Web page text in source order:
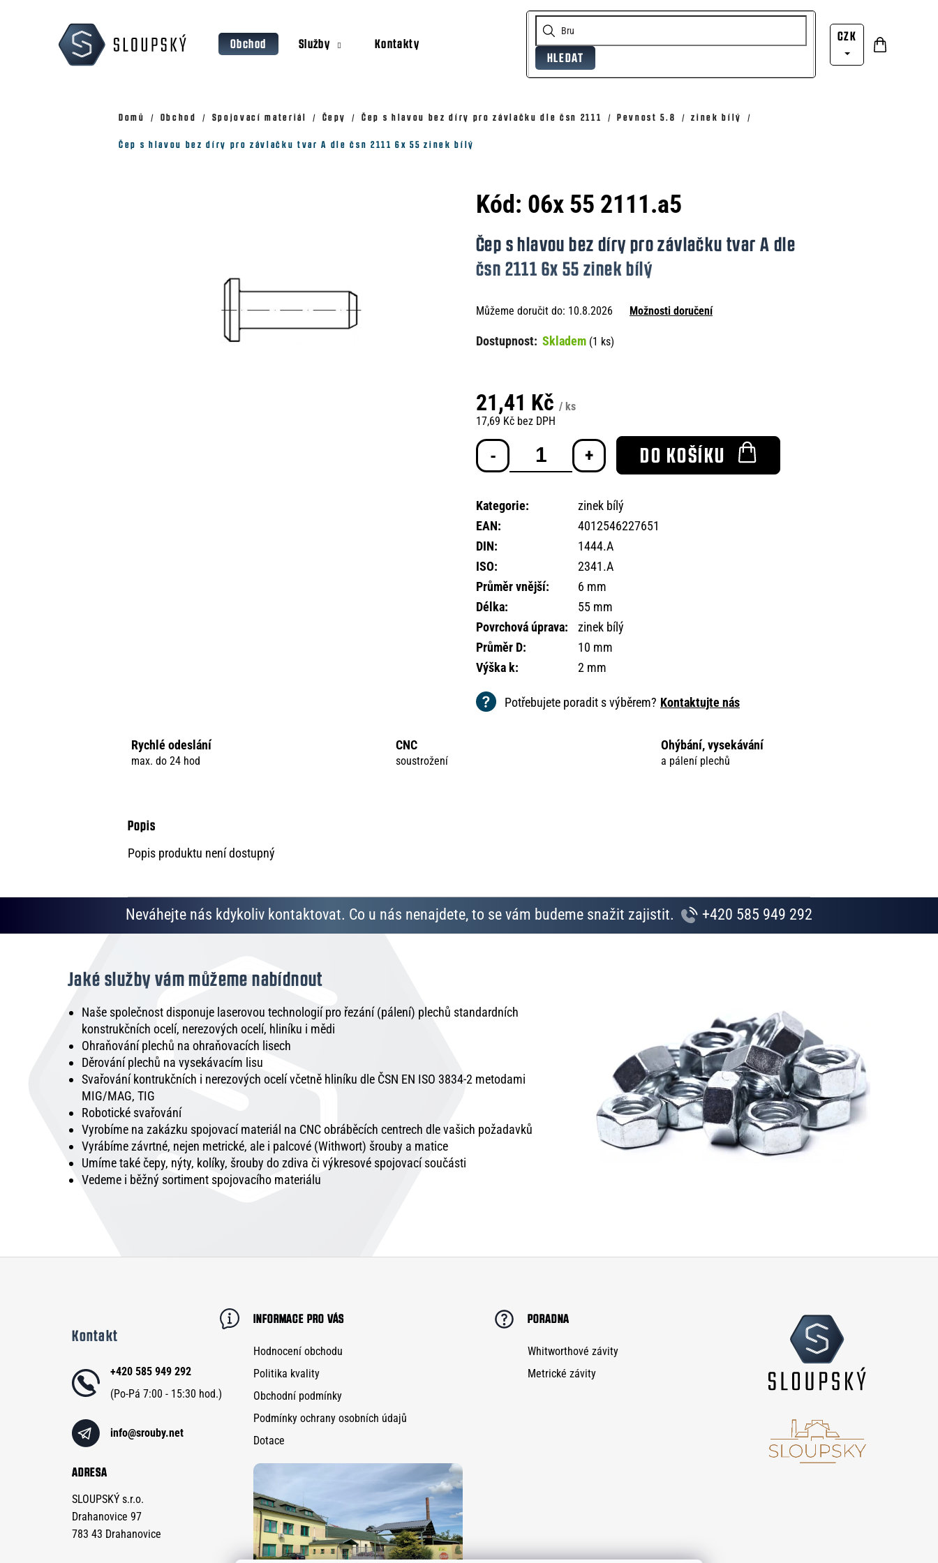
Obchod Služby
Kontakty
HLEDAT
CZK Nákupní
Domů Obchod Spojovací materiál Čepy Čep s hlavou bez díry pro závlačku dle čsn 2111 Pevnost 5.8 zinek bílý
Čep s hlavou bez díry pro závlačku tvar A dle čsn 2111 6x 55 zinek bílý
Kód: 06x 55 2111.a5
Čep s hlavou bez díry pro závlačku tvar A dle
čsn 2111 6x 55 zinek bílý
Můžeme doručit do: 10.8.2026 Možnosti doručení
Skladem (1 ks)
21,41 Kč / ks
17,69 Kč bez DPH
Měrná
cena:
DO KOŠÍKU
Kategorie:
zinek bílý
EAN:
4012546227651
DIN:
1444.A
ISO:
2341.A
Průměr vnější:
6 mm
Délka:
55 mm
Povrchová úprava:
zinek bílý
Průměr D:
10 mm
Výška k: 2 mm
Potřebujete poradit s výběrem? Kontaktujte nás
Rychlé odeslání
max. do 24 hod
CNC
soustrožení
Ohýbání, vysekávání
a pálení plechů
Popis produktu není dostupný
Zpět
Zpět
Doporučujeme
Neváhejte nás kdykoliv kontaktovat. Co u nás nenajdete, to se vám budeme snažit zajistit. +420 585 949 292
Jaké služby vám můžeme nabídnout
Naše společnost disponuje laserovou technologií pro řezání (pálení) plechů standardních
konstrukčních ocelí, nerezových ocelí, hliníku i mědi
Ohraňování plechů na ohraňovacích lisech
Děrování plechů na vysekávacím lisu
Svařování kontrukčních i nerezových ocelí včetně hliníku dle ČSN EN ISO 3834-2 metodami
MIG/MAG, TIG
Robotické svařování
Vyrobíme na zakázku spojovací materiál na CNC obráběcích centrech dle vašich požadavků
Vyrábíme závrtné, nejen metrické, ale i palcové (Withwort) šrouby a matice
Umíme také čepy, nýty, kolíky, šrouby do zdiva či výkresové spojovací součásti
Vedeme i běžný sortiment spojovacího materiálu
Kontakt
info@srouby.net
+420 585 949 292
ADRESA
SLOUPSKÝ s.r.o.
Drahanovice 97
783 43 Drahanovice
INFORMACE PRO VÁS
Hodnocení obchodu
Politika kvality
Obchodní podmínky
Podmínky ochrany osobních údajů
Dotace
PORADNA
Whitworthové závity
Metrické závity